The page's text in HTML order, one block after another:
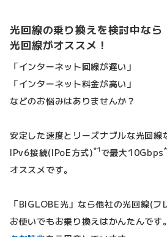
光回線の乗り換えを検討中な
光回線がオススメ！
「インターネット回線が遅い」
「インターネット料金が高い」
などのお悩みはありませんか？
安定した速度とリーズナブルな光回線
IPv6接続(IPoE方式)*1 で最大10Gbps
オススメです。
「BIGLOBE光」なら他社の光回線(
お使いでもお乗り換えはかんたんです。